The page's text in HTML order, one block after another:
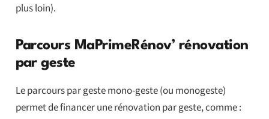
plus loin).
Parcours MaPrimeRénov’ rénovation
par geste
Le parcours par geste mono-geste (ou monogeste)
permet de financer une rénovation par geste, comme :